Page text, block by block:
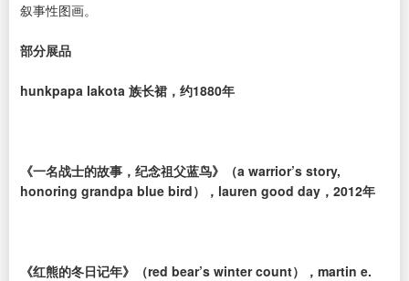
叙事性图画。
部分展品
hunkpapa lakota 族长裙，约1880年
《一名战士的故事，纪念祖父蓝鸟》（a warrior’s story,
honoring grandpa blue bird），lauren good day，2012年
《红熊的冬日记年》（red bear’s winter count），martin e.